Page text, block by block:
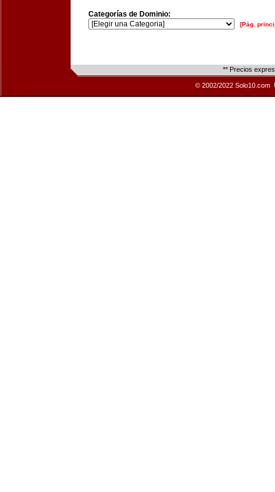
Categorías de Dominio:
[Pág.
** Precios
© 2002/2022 Solo10.com